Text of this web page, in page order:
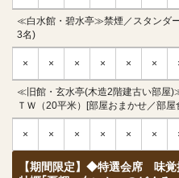
≪白水館・碧水亭≫禁煙／スタンダ
3名)
× × × × × ×
≪旧館・玄水亭(木造2階建古い部屋
ＴＷ（20平米）[部屋おまかせ／部
× × × × × ×
【期間限定】◆特選会席 味